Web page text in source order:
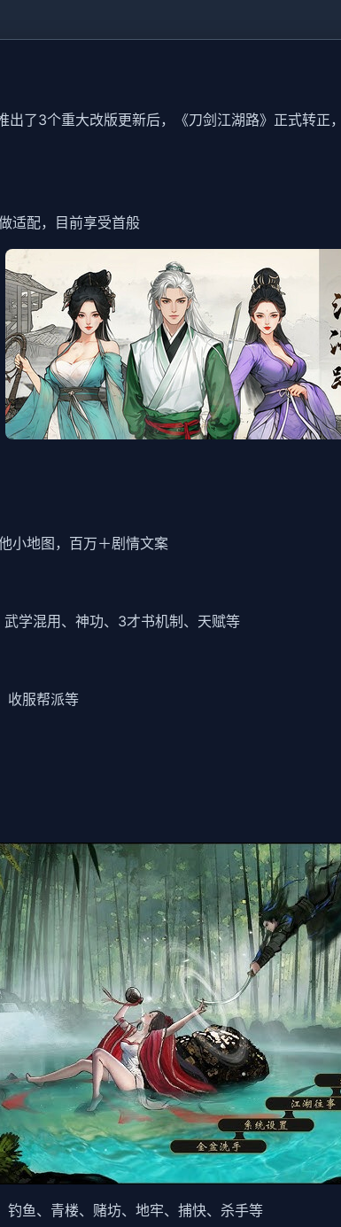
了3个重大改版更新后，《刀剑江湖路》正式转正
适配，目前享受首般
小地图，百万＋剧情文案
学混用、神功、3才书机制、天赋等
收服帮派等
鱼、青楼、赌坊、地牢、捕快、杀手等